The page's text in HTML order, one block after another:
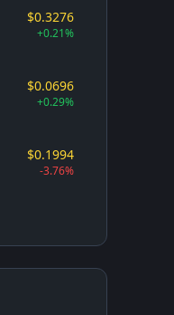
$0.3276
+0.21%
$0.0696
+0.29%
$0.1994
-3.76%